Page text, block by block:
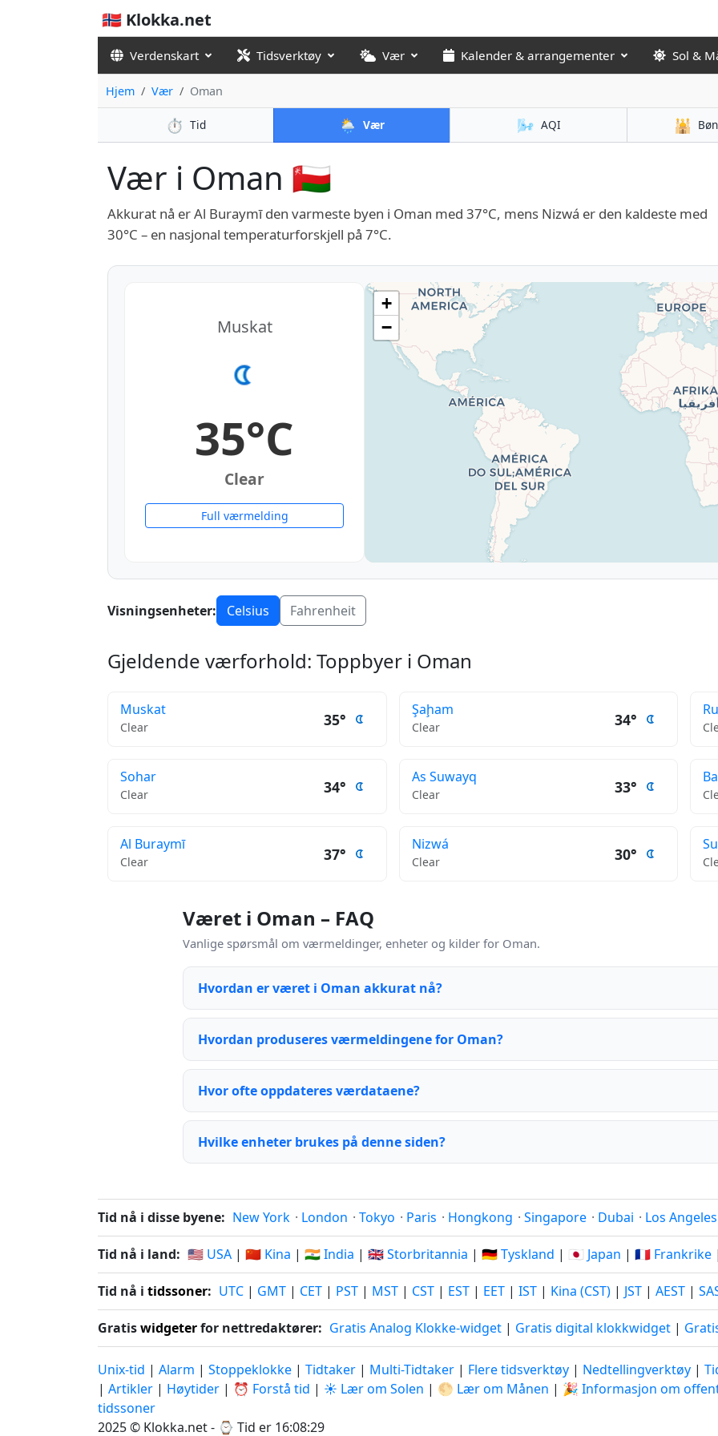
🇳🇴 Klokka.net
Verdenskart Tidsverktøy Vær Kalender & arrangementer Sol &
Hjem Vær Oman
⏱️ Tid 🌦️ Vær 🌬️ AQI 🕌
Vær i Oman 🇴🇲
Akkurat nå er Al Buraymī den varmeste byen i Oman med 37°C, mens Nizwá er den kaldeste med
30°C – en nasjonal temperaturforskjell på 7°C.
Muskat
35°C
Clear
Full værmelding
+
−
Visningsenheter: Celsius Fahrenheit
Gjeldende værforhold: Toppbyer i Oman
Muskat
Clear 35°
Şaḩam
Clear 34°
Sohar
Clear 34°
As Suwayq
Clear 33°
Al Buraymī
Clear 37°
Nizwá
Clear 30°
Været i Oman – FAQ
Vanlige spørsmål om værmeldinger, enheter og kilder for Oman.
Hvordan er været i Oman akkurat nå?
Hvordan produseres værmeldingene for Oman?
Hvor ofte oppdateres værdataene?
Hvilke enheter brukes på denne siden?
Tid nå i disse byene: New York · London · Tokyo · Paris · Hongkong · Singapore · Dubai · Los Angeles
Tid nå i land: 🇺🇸 USA | 🇨🇳 Kina | 🇮🇳 India | 🇬🇧 Storbritannia | 🇩🇪 Tyskland | 🇯🇵 Japan | 🇫🇷 Frankrike |
Tid nå i tidssoner: UTC | GMT | CET | PST | MST | CST | EST | EET | IST | Kina (CST) | JST | AEST |
Gratiswidgeterfor nettredaktører: Gratis Analog Klokke-widget | Gratis digital klokkwidget |
Unix-tid | Alarm | Stoppeklokke | Tidtaker | Multi-Tidtaker | Flere tidsverktøy | Nedtellingverktøy |
| Artikler | Høytider | ⏰ Forstå tid | ☀️ Lær om Solen | 🌕 Lær om Månen | 🎉 Informasjon om
tidssoner
2025 © Klokka.net - ⌚ Tid er 16:08:29